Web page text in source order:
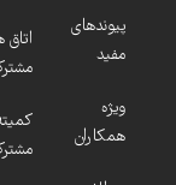
پیوندهای
مفید
ویژه
همکاران
اتاق